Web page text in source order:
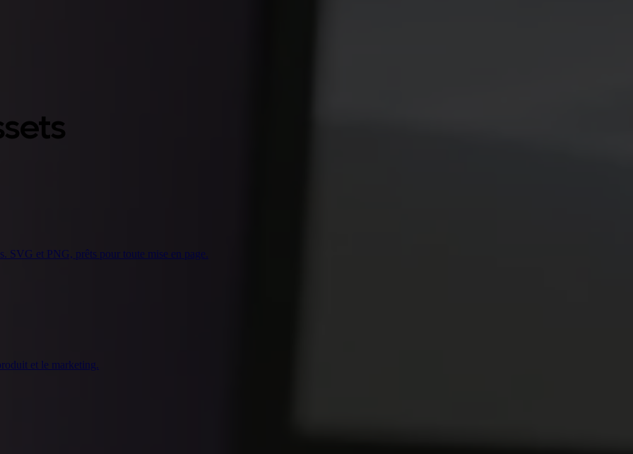
SVG et PNG, prêts pour toute mise en page.
et le marketing.